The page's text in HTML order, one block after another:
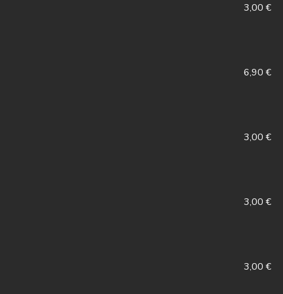
3,00 €
6,90 €
3,00 €
3,00 €
3,00 €